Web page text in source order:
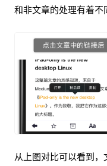
和非文章的处理有着不
从上图对比可以看到